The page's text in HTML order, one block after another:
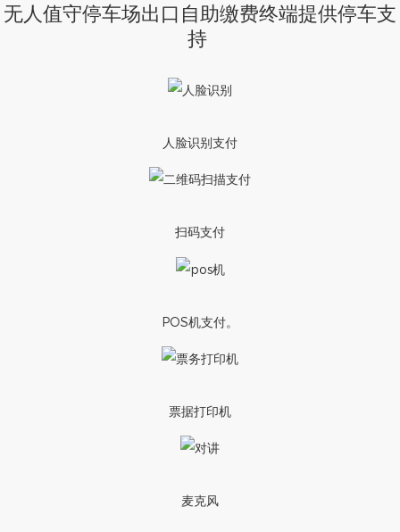
无人值守停车场出口自助缴费终端提供停车支
持
人脸识别支付
扫码支付
POS机支付。
票据打印机
麦克风